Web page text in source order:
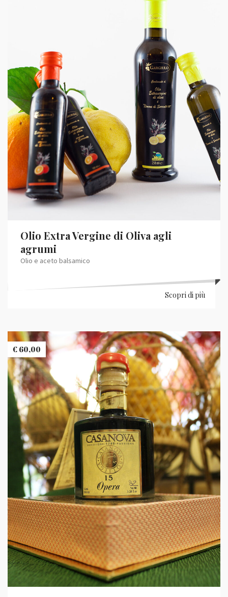
Olio Extra Vergine di Oliva agli
agrumi
Olio e aceto balsamico
Scopri di più
€ 60,00